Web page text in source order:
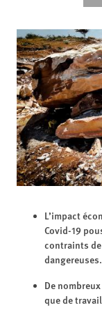
L’impact
Covid-19
contraints
dangereuses.
De
que de